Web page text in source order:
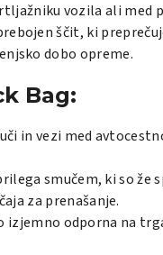
vozila ali
ščit, ki
dobo opreme.
Bag:
in vezi med
smučem, ki so
za prenašanje.
odporna na